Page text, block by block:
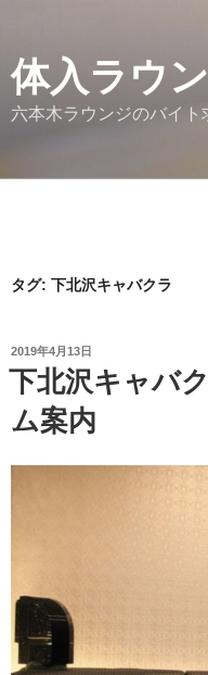
体入ラウ
六本木ラウンジのバイト
タグ: 下北沢キャバクラ
投
稿
日:
2019年4月13日
下北沢キャバ
ム案内